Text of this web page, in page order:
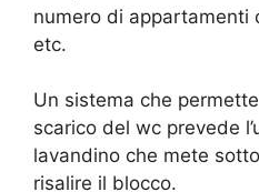
numero di appartamenti
etc.
Un sistema che
scarico del wc prevede
lavandino che mete
risalire il blocco.